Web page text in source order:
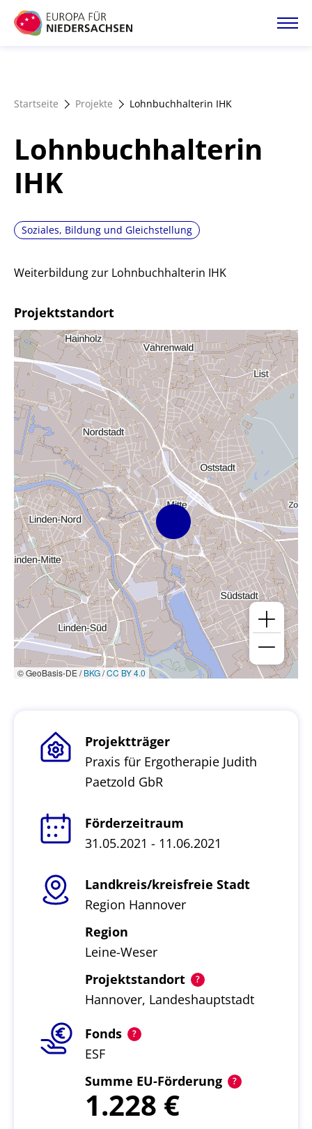
Direkt
zum
Förderangebote
Startseite Projekte Lohnbuchhalterin IHK
Lohnbuchhalterin
IHK
Soziales, Bildung und Gleichstellung
Weiterbildung zur Lohnbuchhalterin IHK
Projektstandort
© GeoBasis-DE /BKG/CC BY 4.0
Projektträger
Praxis für Ergotherapie Judith
Paetzold GbR
Förderzeitraum
31.05.2021 - 11.06.2021
Landkreis/kreisfreie Stadt
Region Hannover
Region
Leine-Weser
Projektstandort
Hannover, Landeshauptstadt
Fonds
ESF
Summe EU-Förderung
1.228